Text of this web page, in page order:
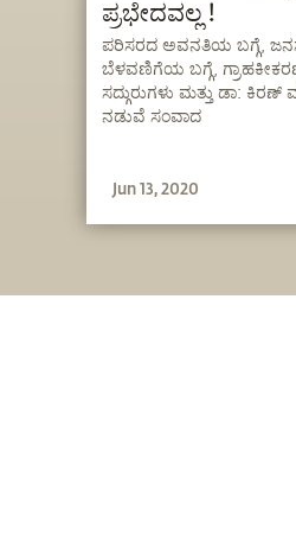
ಪ್ರಭೇದವಲ್ಲ !
ಪರಿಸರದ ಅವನತಿಯ ಬಗ್ಗೆ,
ಬೆಳವಣಿಗೆಯ ಬಗ್ಗೆ,
ಸದ್ಗುರುಗಳು ಮತ್ತು ಡಾ:
ನಡುವೆ ಸಂವಾದ
Jun 13, 2020